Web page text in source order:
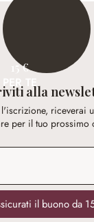
15 €
PER TE
alla
l'iscrizione, riceverai
per il tuo prossimo
il buono da